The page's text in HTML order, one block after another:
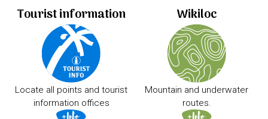
Tourist information
Locate all points and tourist
information offices
Wikiloc
Mountain and underwater
routes.